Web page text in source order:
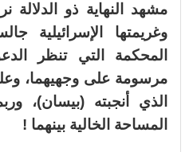
مشهد النهاية ذو الدلالة
وغريمتها الإسرائيلية
المحكمة التي تنظر
مرسومة على وجهيهما،
الذي أنجبته (بيسان)،
المساحة الخالية بينهما !